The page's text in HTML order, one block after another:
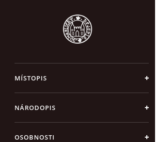
MÍSTOPIS
NÁRODOPIS
OSOBNOSTI